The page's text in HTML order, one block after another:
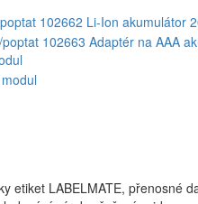
LABELMATE, přenosné